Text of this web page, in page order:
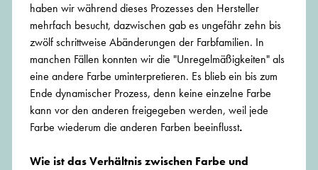
haben wir während dieses Prozesses den Hersteller
mehrfach besucht, dazwischen gab es ungefähr zehn bis
zwölf schrittweise Abänderungen der Farbfamilien. In
manchen Fällen konnten wir die "Unregelmäßigkeiten" als
eine andere Farbe uminterpretieren. Es blieb ein bis zum
Ende dynamischer Prozess, denn keine einzelne Farbe
kann vor den anderen freigegeben werden, weil jede
Farbe wiederum die anderen Farben beeinflusst.
Wie ist das Verhältnis zwischen Farbe und